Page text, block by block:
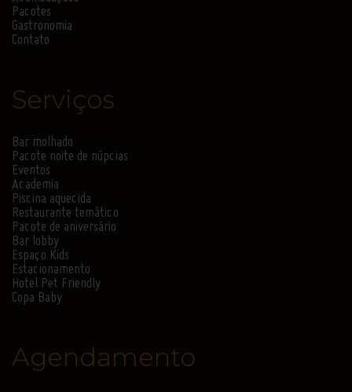
Pacotes
Gastronomia
Contato
Serviços
Bar molhado
Pacote noite de núpcias
Eventos
Academia
Piscina aquecida
Restaurante temático
Pacote de aniversário
Bar lobby
Espaço Kids
Estacionamento
Hotel Pet Friendly
Copa Baby
Agendamento